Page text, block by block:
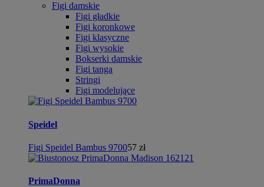
Figi damskie
Figi gładkie
Figi koronkowe
Figi klasyczne
Figi wysokie
Bokserki damskie
Figi tanga
Stringi
Figi modelujące
Speidel
Figi Speidel Bambus 970057 zł
PrimaDonna